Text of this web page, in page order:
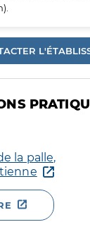
la palle,